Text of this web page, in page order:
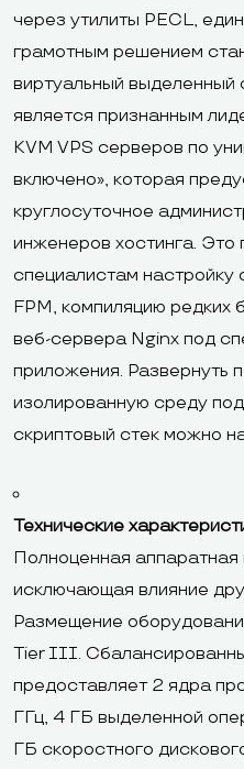
через утилиты PECL,
грамотным решением
виртуальный выделенный
является признанным
KVM VPS серверов по
включено», которая
круглосуточное
инженеров хостинга. Это
специалистам настройку
FPM, компиляцию редких
веб-сервера Nginx под
приложения. Развернуть
изолированную среду
скриптовый стек можно
Технические
Полноценная аппаратная
исключающая влияние
Размещение
Tier III.
предоставляет 2 ядра
ГГц, 4 ГБ выделенной
ГБ скоростного